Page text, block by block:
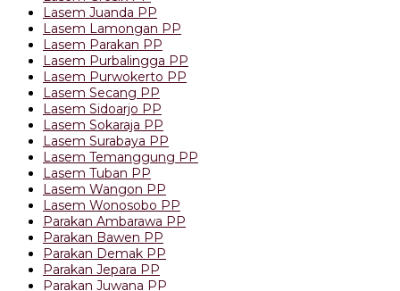
Lasem Juanda PP
Lasem Lamongan PP
Lasem Parakan PP
Lasem Purbalingga PP
Lasem Purwokerto PP
Lasem Secang PP
Lasem Sidoarjo PP
Lasem Sokaraja PP
Lasem Surabaya PP
Lasem Temanggung PP
Lasem Tuban PP
Lasem Wangon PP
Lasem Wonosobo PP
Parakan Ambarawa PP
Parakan Bawen PP
Parakan Demak PP
Parakan Jepara PP
Parakan Juwana PP